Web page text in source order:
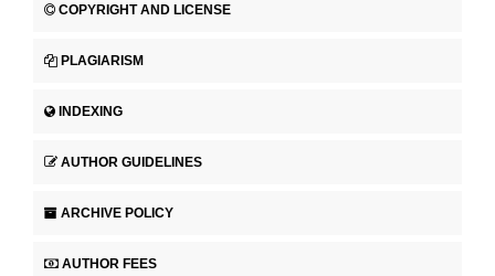
COPYRIGHT AND LICENSE
PLAGIARISM
INDEXING
AUTHOR GUIDELINES
ARCHIVE POLICY
AUTHOR FEES